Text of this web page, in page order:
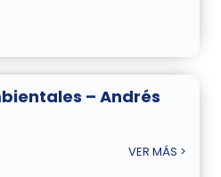
– Andrés
VER MÁS >